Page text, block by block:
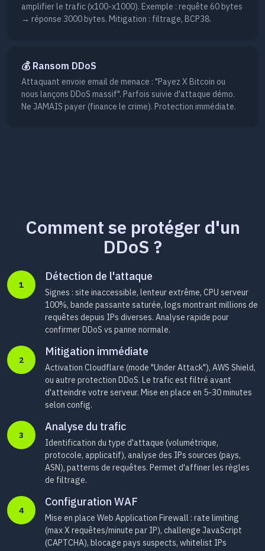
amplifier le trafic (x100-x1000). Exemple : requête 60 bytes
→ réponse 3000 bytes. Mitigation : filtrage, BCP38.
💰 Ransom DDoS
Attaquant envoie email de menace : "Payez X Bitcoin ou
nous lançons DDoS massif". Parfois suivie d'attaque démo.
Ne JAMAIS payer (finance le crime). Protection immédiate.
Comment se protéger d'un
DDoS ?
1
Détection de l'attaque
Signes : site inaccessible, lenteur extrême, CPU serveur
100%, bande passante saturée, logs montrant millions de
requêtes depuis IPs diverses. Analyse rapide pour
confirmer DDoS vs panne normale.
2
Mitigation immédiate
Activation Cloudflare (mode "Under Attack"), AWS Shield,
ou autre protection DDoS. Le trafic est filtré avant
d'atteindre votre serveur. Mise en place en 5-30 minutes
selon config.
3
Analyse du trafic
Identification du type d'attaque (volumétrique,
protocole, applicatif), analyse des IPs sources (pays,
ASN), patterns de requêtes. Permet d'affiner les règles
de filtrage.
4
Configuration WAF
Mise en place Web Application Firewall : rate limiting
(max X requêtes/minute par IP), challenge JavaScript
(CAPTCHA), blocage pays suspects, whitelist IPs